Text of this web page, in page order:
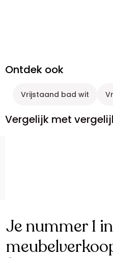
Ontdek ook
Vrijstaand bad wit
Vergelijk met
Je nummer 1